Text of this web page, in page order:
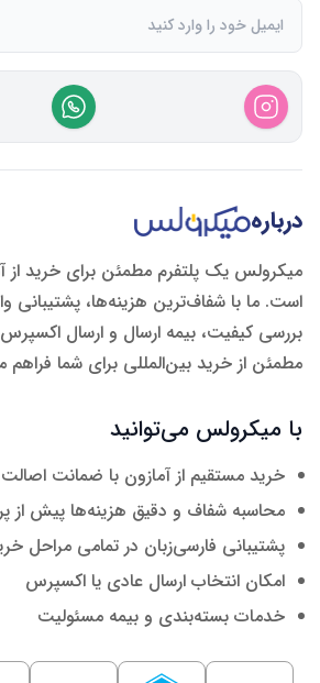
درباره
میکرولس یک پلتفرم مطمئن برای خرید از
است. ما با شفاف‌ترین هزینه‌ها، پشتیبانی
بررسی کیفیت، بیمه ارسال و ارسال
مطمئن از خرید بین‌المللی برای شما فراهم
با میکرولس می‌توانید
خرید مستقیم از آمازون با ضمانت اصالت
محاسبه شفاف و دقیق هزینه‌ها پیش از
پشتیبانی فارسی‌زبان در تمامی مراحل
امکان انتخاب ارسال عادی یا اکسپرس
خدمات بسته‌بندی و بیمه مسئولیت